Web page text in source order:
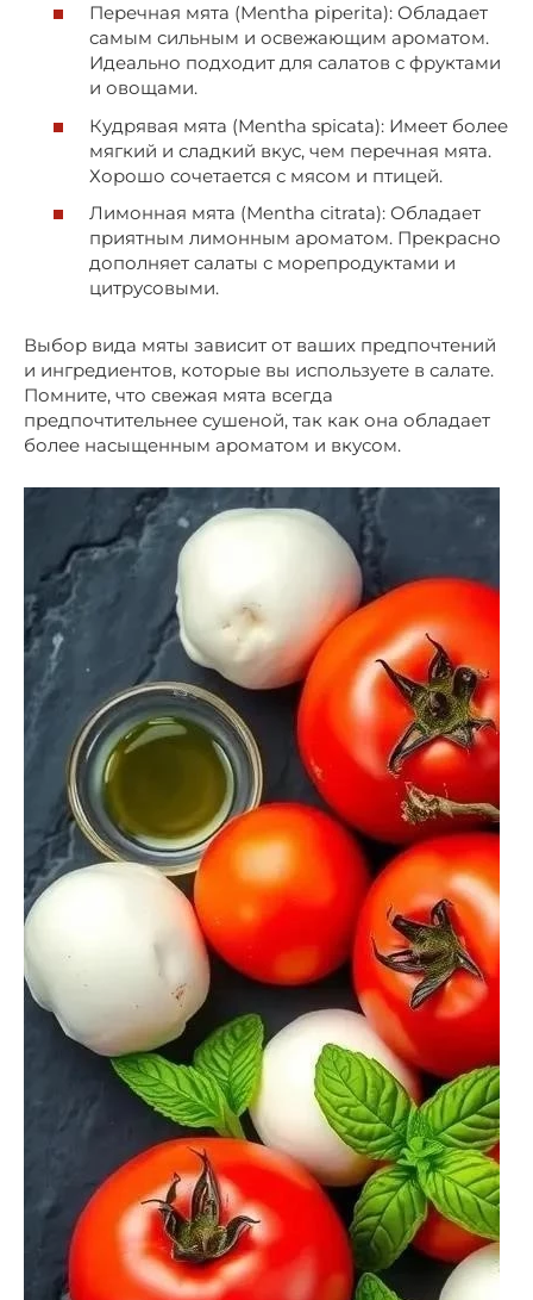
Перечная мята (Mentha piperita): Обладает
самым сильным и освежающим ароматом.
Идеально подходит для салатов с фруктами
и овощами.
Кудрявая мята (Mentha spicata): Имеет более
мягкий и сладкий вкус, чем перечная мята.
Хорошо сочетается с мясом и птицей.
Лимонная мята (Mentha citrata): Обладает
приятным лимонным ароматом. Прекрасно
дополняет салаты с морепродуктами и
цитрусовыми.
Выбор вида мяты зависит от ваших предпочтений
и ингредиентов, которые вы используете в салате.
Помните, что свежая мята всегда
предпочтительнее сушеной, так как она обладает
более насыщенным ароматом и вкусом.